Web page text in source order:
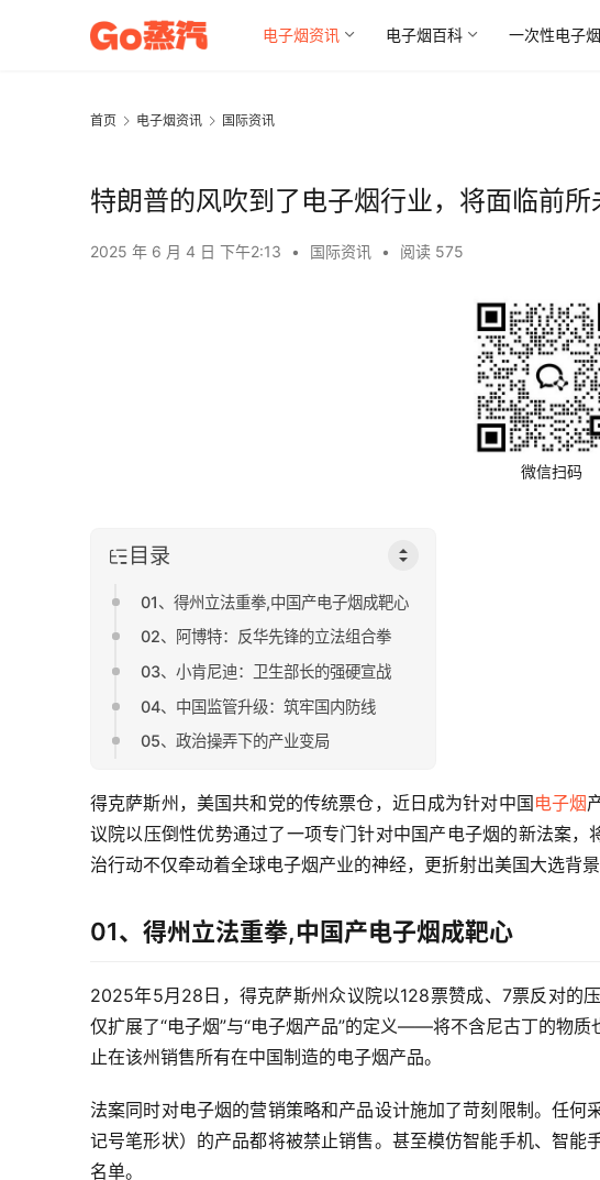
电子烟资讯 电子烟百科 一次性电子烟
首页 电子烟资讯 国际资讯
特朗普的风吹到了电子烟行业，将面临前所
2025 年 6 月 4 日 下午2:13 • 国际资讯 • 阅读 575
微信扫码
目录
01、得州立法重拳,中国产电子烟成靶心
02、阿博特：反华先锋的立法组合拳
03、小肯尼迪：卫生部长的强硬宣战
04、中国监管升级：筑牢国内防线
05、政治操弄下的产业变局
得克萨斯州，美国共和党的传统票仓，近日成为针对中国 电子烟
议院以压倒性优势通过了一项专门针对中国产电子烟的新法案
治行动不仅牵动着全球电子烟产业的神经，更折射出美国大选背
01、得州立法重拳,中国产电子烟成靶心
2025年5月28日，得克萨斯州众议院以128票赞成、7票反对的
仅扩展了“电子烟”与“电子烟产品”的定义——将不含尼古丁的物
止在该州销售所有在中国制造的电子烟产品。
法案同时对电子烟的营销策略和产品设计施加了苛刻限制。任何
记号笔形状）的产品都将被禁止销售。甚至模仿智能手机、智
名单。